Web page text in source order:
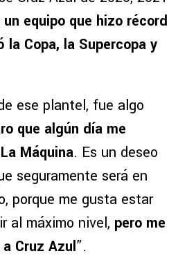
equipo que hizo récord
la Copa, la Supercopa y
ese plantel, fue algo
que algún día me
Máquina. Es un deseo
seguramente será en
porque me gusta estar
al máximo nivel, pero me
Cruz Azul”.